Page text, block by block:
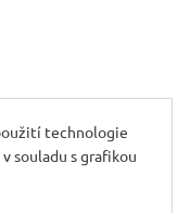
technologie
souladu s grafikou